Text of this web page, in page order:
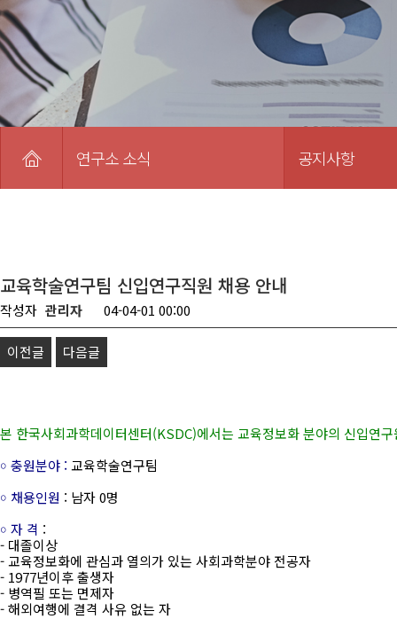
연구소 소식 공지사항
교육학술연구팀 신입연구직원 채용 안내
작성자 관리자 04-04-01 00:00
이전글 다음글
본 한국사회과학데이터센터(KSDC)에서는 교육정보화 분야의 신입연
￮ 충원분야 : 교육학술연구팀
￮ 채용인원 : 남자 0명
￮ 자 격 :
- 대졸이상
- 교육정보화에 관심과 열의가 있는 사회과학분야 전공자
- 1977년이후 출생자
- 병역필 또는 면제자
- 해외여행에 결격 사유 없는 자